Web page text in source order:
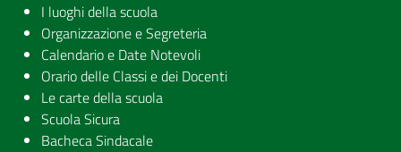
I luoghi della scuola
Organizzazione e Segreteria
Calendario e Date Notevoli
Orario delle Classi e dei Docenti
Le carte della scuola
Scuola Sicura
Bacheca Sindacale